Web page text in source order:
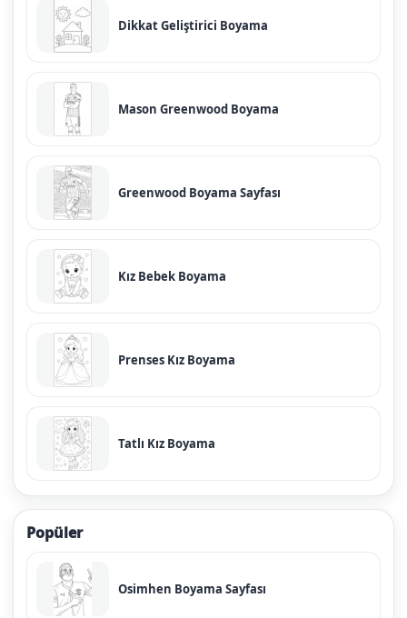
Dikkat Geliştirici Boyama
Mason Greenwood Boyama
Greenwood Boyama Sayfası
Kız Bebek Boyama
Prenses Kız Boyama
Tatlı Kız Boyama
Popüler
Osimhen Boyama Sayfası